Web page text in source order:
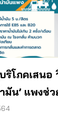
ริโภคเสนอ
น’ แพงช่ว